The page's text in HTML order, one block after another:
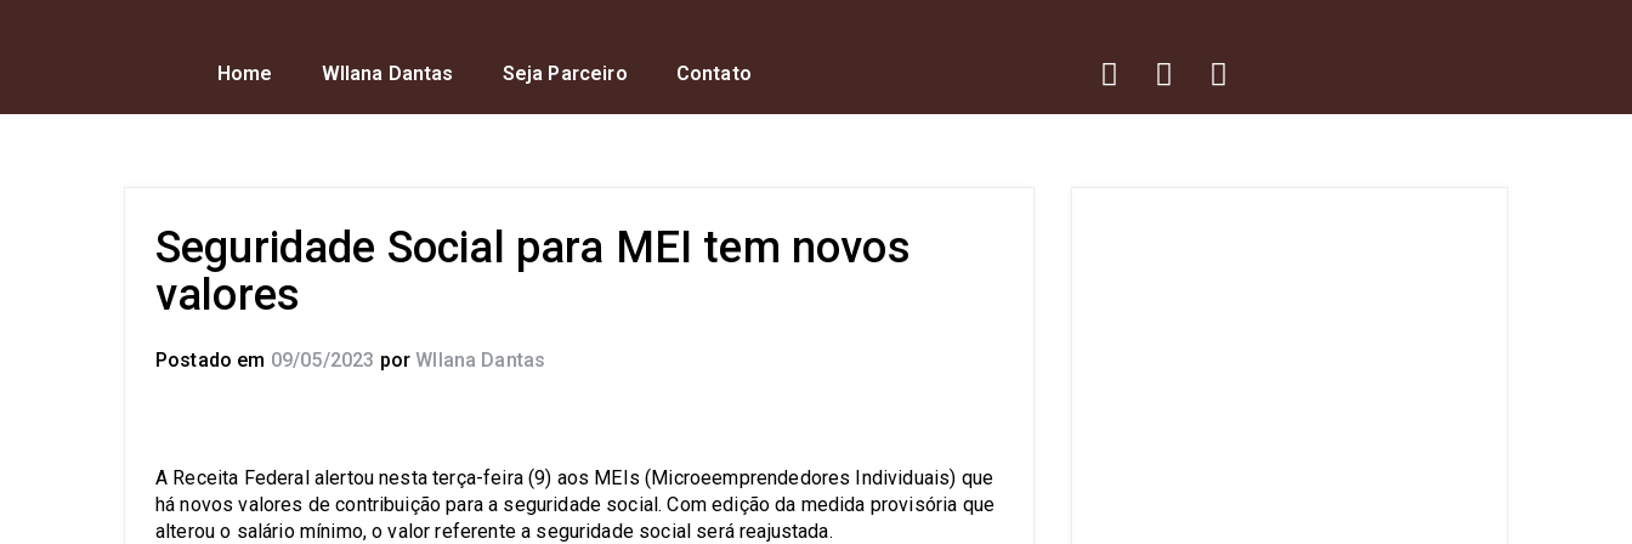
Home Wllana Dantas Seja Parceiro Contato
Seguridade Social para MEI tem novos
valores
Postado em 09/05/2023 por Wllana Dantas
A Receita Federal alertou nesta terça-feira (9) aos MEIs (Microeemprendedores Individuais) que
há novos valores de contribuição para a seguridade social. Com edição da medida provisória que
alterou o salário mínimo, o valor referente a seguridade social será reajustada.